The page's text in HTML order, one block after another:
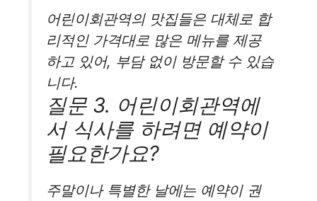
어린이회관역의 맛집들은 대체로 합
리적인 가격대로 많은 메뉴를 제공
하고 있어, 부담 없이 방문할 수 있습
니다.
질문 3. 어린이회관역에
서 식사를 하려면 예약이
필요한가요?
주말이나 특별한 날에는 예약이 권